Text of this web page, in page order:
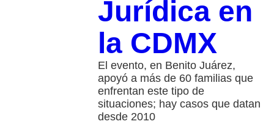
Jurídica en
la CDMX
El evento, en Benito Juárez,
apoyó a más de 60 familias que
enfrentan este tipo de
situaciones; hay casos que datan
desde 2010